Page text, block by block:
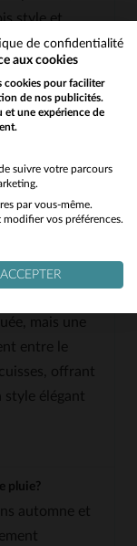
style et
pas si
être fixe
et une
mais une
entre le
offrant
style élégant
pluie?
automne et
English site?
de confidentialité
aux cookies
cookies pour faciliter
de nos publicités.
et une expérience de
suivre votre parcours
par vous-même.
vos préférences.
ACCEPTER